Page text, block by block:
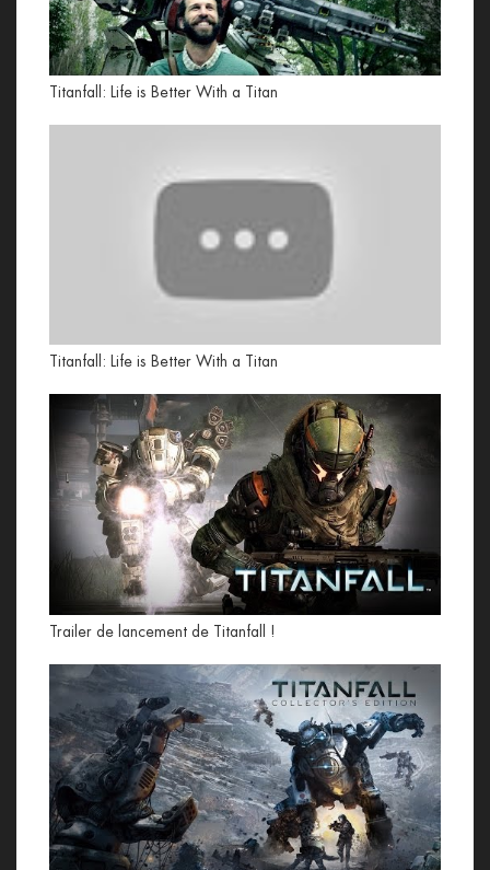
Titanfall: Life is Better With a Titan
Titanfall: Life is Better With a Titan
Trailer de lancement de Titanfall !